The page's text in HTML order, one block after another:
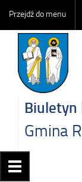
Przejdź do menu
Biuletyn
Gmina